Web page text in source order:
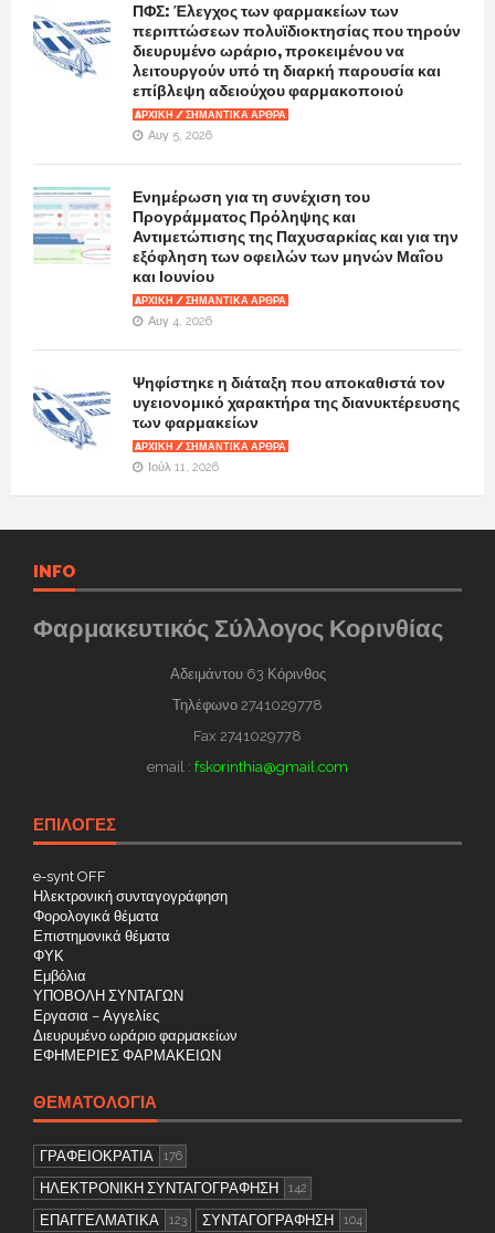
ΠΦΣ: Έλεγχος των φαρμακείων των
περιπτώσεων πολυϊδιοκτησίας που τηρούν
διευρυμένο ωράριο, προκειμένου να
λειτουργούν υπό τη διαρκή παρουσία και
επίβλεψη αδειούχου φαρμακοποιού
AΡΧΙΚΉ / ΣΗΜΑΝΤΙΚΆ ΆΡΘΡΑ
Αυγ 5, 2026
Ενημέρωση για τη συνέχιση του
Προγράμματος Πρόληψης και
Αντιμετώπισης της Παχυσαρκίας και για την
εξόφληση των οφειλών των μηνών Μαΐου
και Ιουνίου
AΡΧΙΚΉ / ΣΗΜΑΝΤΙΚΆ ΆΡΘΡΑ
Αυγ 4, 2026
Ψηφίστηκε η διάταξη που αποκαθιστά τον
υγειονομικό χαρακτήρα της διανυκτέρευσης
των φαρμακείων
AΡΧΙΚΉ / ΣΗΜΑΝΤΙΚΆ ΆΡΘΡΑ
Ιούλ 11, 2026
INFO
Φαρμακευτικός Σύλλογος Κορινθίας
Αδειμάντου 63 Κόρινθος
Τηλέφωνο 2741029778
Fax 2741029778
email : fskorinthia@gmail.com
ΕΠΙΛΟΓΕΣ
e-synt OFF
Ηλεκτρονική συνταγογράφηση
Φορολογικά θέματα
Επιστημονικά θέματα
ΦΥΚ
Εμβόλια
ΥΠΟΒΟΛΗ ΣΥΝΤΑΓΩΝ
Εργασια – Αγγελίες
Διευρυμένο ωράριο φαρμακείων
ΕΦΗΜΕΡΙΕΣ ΦΑΡΜΑΚΕΙΩΝ
ΘΕΜΑΤΟΛΟΓΊΑ
ΓΡΑΦΕΙΟΚΡΑΤΙΑ 176
ΗΛΕΚΤΡΟΝΙΚΗ ΣΥΝΤΑΓΟΓΡΑΦΗΣΗ 142
ΕΠΑΓΓΕΛΜΑΤΙΚΑ 123 ΣΥΝΤΑΓΟΓΡΑΦΗΣΗ 104